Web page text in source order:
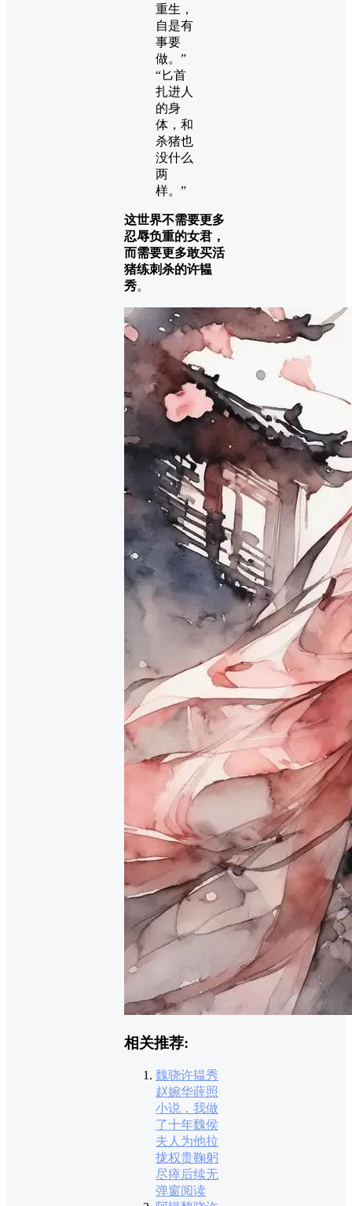
重生，
自是有
事要
做。”
“匕首
扎进人
的身
体，和
杀猪也
没什么
两
样。”
这世界不需要更多
忍辱负重的女君，
而需要更多敢买活
猪练刺杀的许韫
秀。
相关推荐:
魏骁许韫秀
赵婉华薛照
小说，我做
了十年魏侯
夫人为他拉
拢权贵鞠躬
尽瘁后续无
弹窗阅读